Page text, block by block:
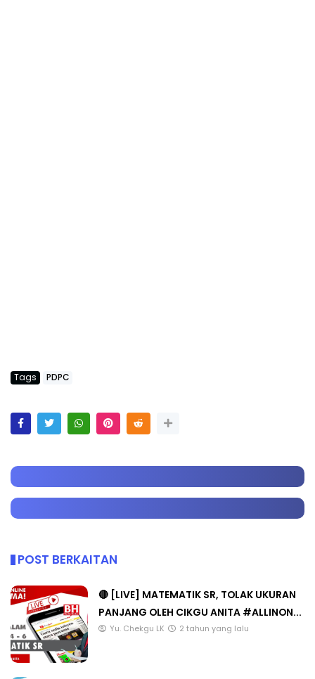
Tags PDPC
POST BERKAITAN
🔴 [LIVE] MATEMATIK SR, TOLAK UKURAN
PANJANG OLEH CIKGU ANITA #ALLINON...
Yu. Chekgu LK 2 tahun yang lalu